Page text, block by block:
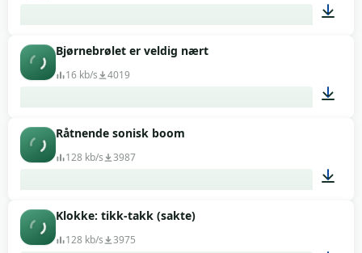
Bjørnebrølet er veldig nært
16 kb/s 4019
Råtnende sonisk boom
128 kb/s 3987
Klokke: tikk-takk (sakte)
128 kb/s 3975